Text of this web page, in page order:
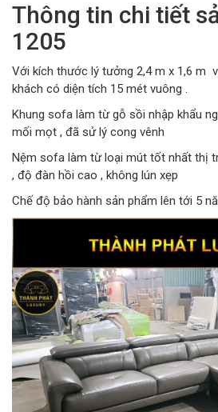
Thông tin chi tiết
1205
Với kích thước lý tưởng 2,4 m x 1,6 m
khách có diện tích 15 mét vuông .
Khung sofa làm từ gỗ sồi nhập khẩu
mối mọt , đã sử lý cong vênh
Nệm sofa làm từ loại mút tốt nhất thị
, độ đàn hồi cao , không lún xẹp
Chế độ bảo hành sản phẩm lên tới 5